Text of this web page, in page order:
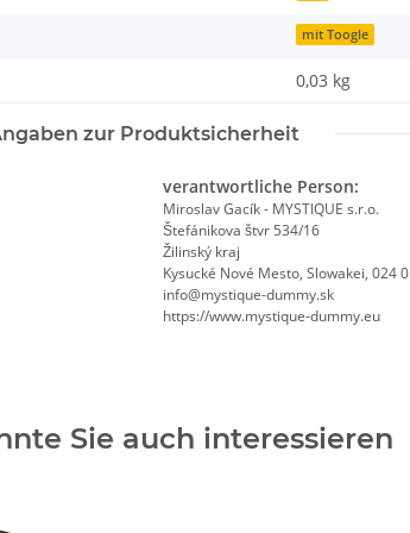
mit Toogle
0,03 kg
zur Produktsicherheit
verantwortliche Person:
Miroslav Gacík - MYSTIQUE s.r.o.
Štefánikova štvr 534/16
Žilinský kraj
Kysucké Nové Mesto, Slowakei, 024
info@mystique-dummy.sk
https://www.mystique-dummy.eu
Sie auch interessieren